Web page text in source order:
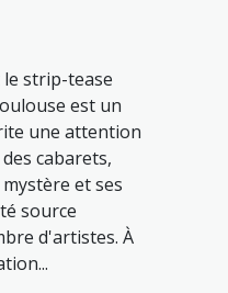
strip-tease
est un
une attention
cabarets,
et ses
source
d'artistes. À